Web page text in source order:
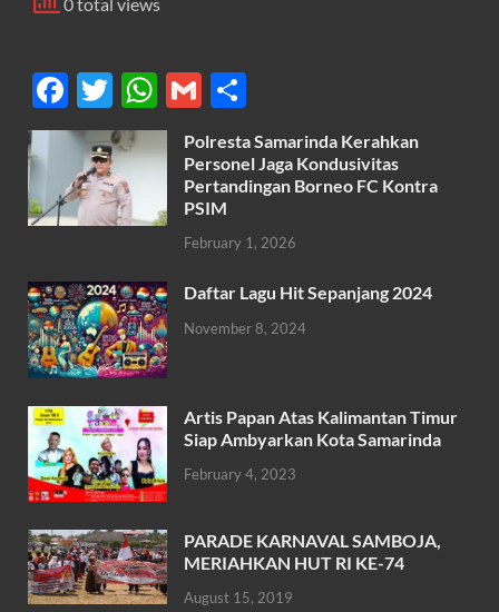
F
ac
e
b
o
k
T
w
itt
er
W
h
at
A
p
G
m
ail
h
ar
e
Polresta Samarinda Kerahkan
Personel Jaga Kondusivitas
Pertandingan Borneo FC Kontra
PSIM
February 1, 2026
Daftar Lagu Hit Sepanjang 2024
November 8, 2024
Artis Papan Atas Kalimantan Timur
Siap Ambyarkan Kota Samarinda
February 4, 2023
PARADE KARNAVAL SAMBOJA,
MERIAHKAN HUT RI KE-74
August 15, 2019